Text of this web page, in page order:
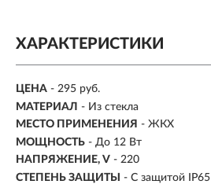
ХАРАКТЕРИСТИКИ
ЦЕНА - 295 руб.
МАТЕРИАЛ - Из стекла
МЕСТО ПРИМЕНЕНИЯ - ЖКХ
МОЩНОСТЬ - До 12 Вт
НАПРЯЖЕНИЕ, V - 220
СТЕПЕНЬ ЗАЩИТЫ
- С защитой IP65